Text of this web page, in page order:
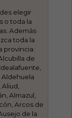
elegir
o toda la
Además
toda la
provincia:
de
Aldehuela
Almazul,
Arcos de
de la